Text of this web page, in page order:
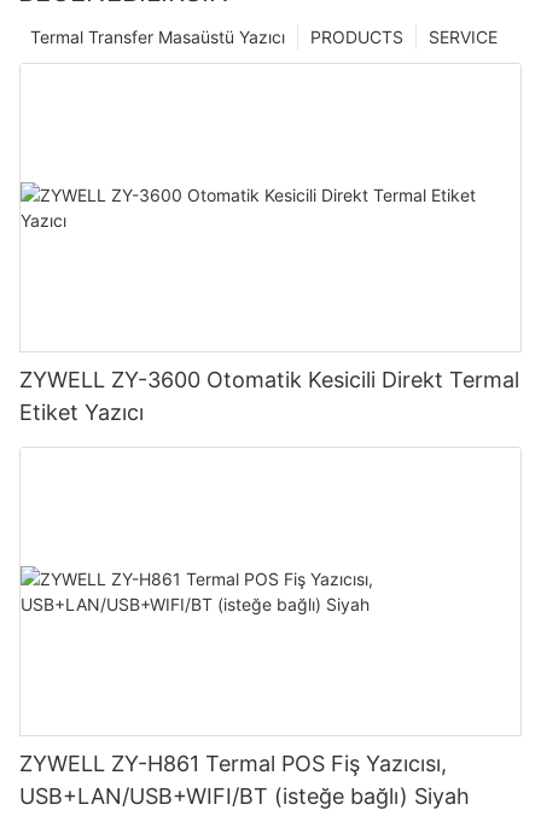
SERVICE
PRODUCTS
Termal Transfer Masaüstü Yazıcı
ZYWELL ZY-3600 Otomatik Kesicili Direkt Termal
Etiket Yazıcı
ZYWELL ZY-H861 Termal POS Fiş Yazıcısı,
USB+LAN/USB+WIFI/BT (isteğe bağlı) Siyah